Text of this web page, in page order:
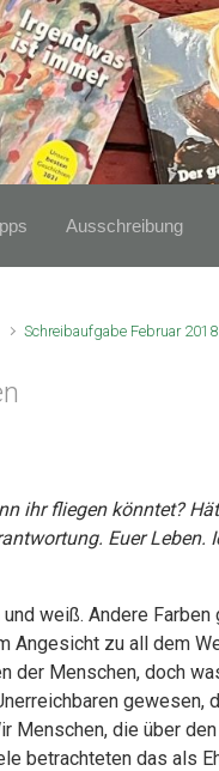
Ausschreibung
Schreibaufgabe Februar 2018
ihr fliegen könntet?
Euer
weiß. Andere
Angesicht zu all dem
der Menschen, doch
Menschen, die über
betrachteten das als